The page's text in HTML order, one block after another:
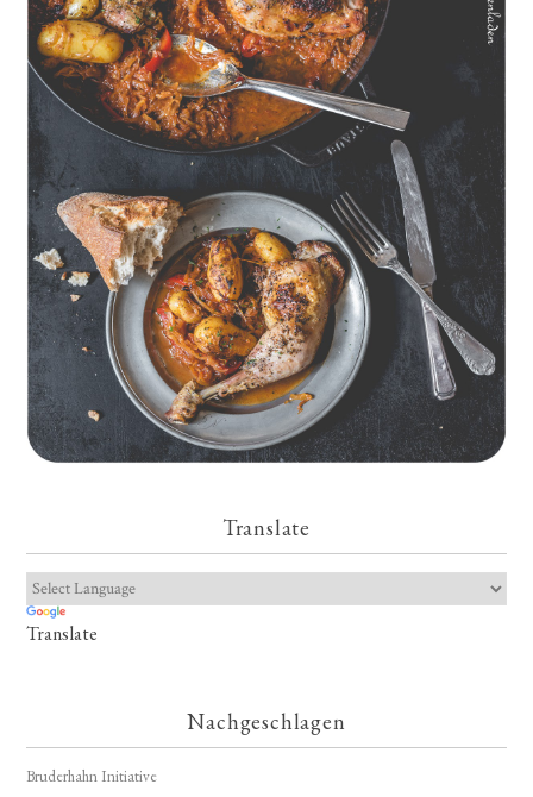
Geschmorte Hähnchenschenkel auf Paprikakraut und kleinen
Kartoffeln
Translate
Translate
Nachgeschlagen
Bruderhahn Initiative